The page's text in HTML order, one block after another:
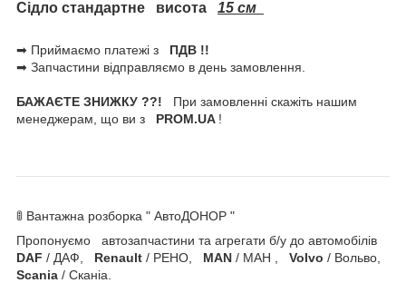
Сідло стандартне висота 15 см
➡ Приймаємо платежі з ПДВ !!
➡ Запчастини відправляємо в день замовлення.
БАЖАЄТЕ ЗНИЖКУ ??!
При замовленні скажіть нашим
менеджерам, що ви з PROM.UA !
🚦 Вантажна розборка " АвтоДОНОР "
Пропонуємо автозапчастини та агрегати б/у до автомобілів
DAF / ДАФ, Renault / РЕНО, MAN / МАН , Volvo / Вольво,
Scania / Сканіа.